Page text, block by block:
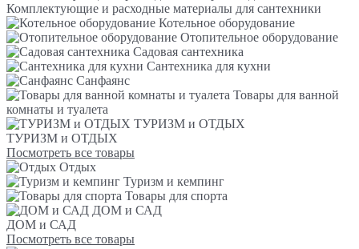
Комплектующие и расходные материалы для сантехники
Котельное оборудование
Отопительное оборудование
Садовая сантехника
Сантехника для кухни
Санфаянс
Товары для ванной
комнаты и туалета
ТУРИЗМ и ОТДЫХ
ТУРИЗМ и ОТДЫХ
Посмотреть все товары
Отдых
Туризм и кемпинг
Товары для спорта
ДОМ и САД
ДОМ и САД
Посмотреть все товары